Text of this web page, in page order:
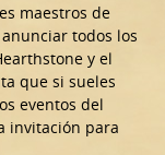
maestros de
todos los
y el
que si sueles
eventos del
invitación para